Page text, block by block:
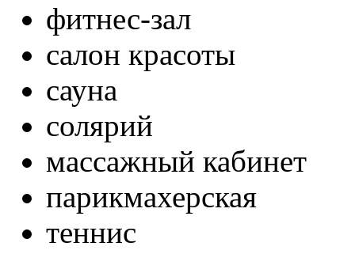
фитнес-зал
салон красоты
сауна
солярий
массажный кабинет
парикмахерская
теннис